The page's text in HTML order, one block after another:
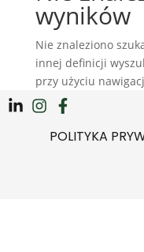
wyników
Nie znaleziono
innej definicji
przy użyciu
POLITYKA